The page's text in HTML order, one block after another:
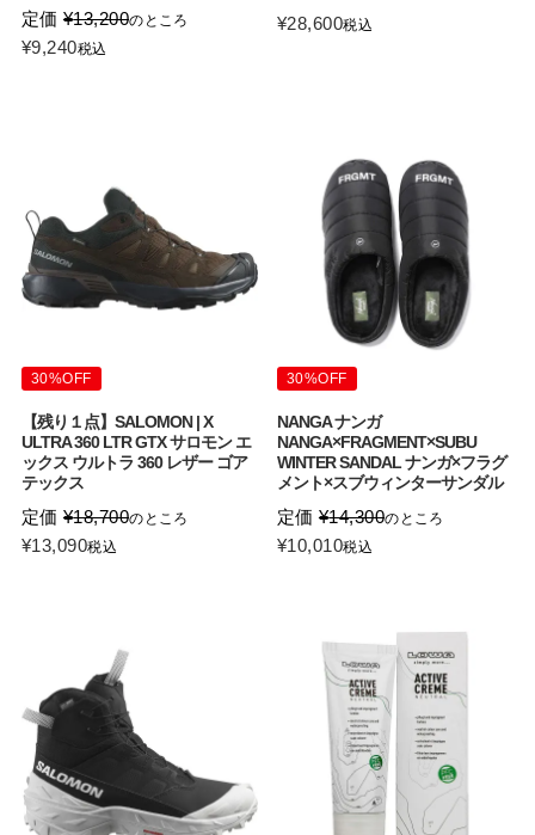
定価 ¥13,200のところ
¥9,240税込
¥28,600税込
30%OFF
【残り１点】SALOMON | X
ULTRA 360 LTR GTX サロモン エ
ックス ウルトラ 360 レザー ゴア
テックス
定価 ¥18,700のところ
¥13,090税込
30%OFF
NANGA ナンガ
NANGA×FRAGMENT×SUBU
WINTER SANDAL ナンガ×フラグ
メント×スブウィンターサンダル
定価 ¥14,300のところ
¥10,010税込